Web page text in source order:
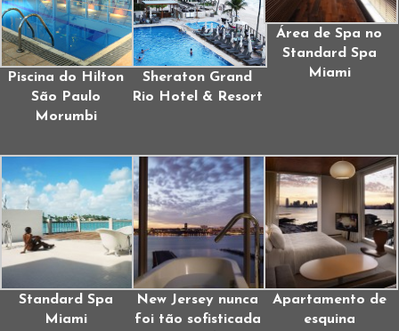
Piscina do Hilton
São Paulo
Morumbi
Sheraton Grand
Rio Hotel & Resort
Área de Spa no
Standard Spa
Miami
Standard Spa
Miami
New Jersey nunca
foi tão sofisticada
Apartamento de
esquina